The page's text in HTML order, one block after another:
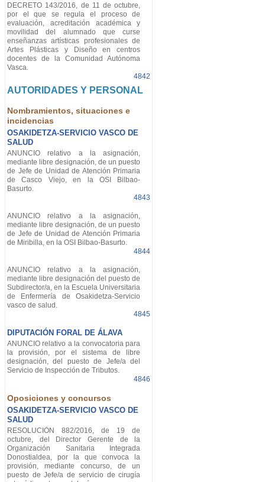
DECRETO 143/2016, de 11 de octubre,
por el que se regula el proceso de
evaluación, acreditación académica y
movilidad del alumnado que curse
enseñanzas artísticas profesionales de
Artes Plásticas y Diseño en centros
docentes de la Comunidad Autónoma
Vasca.
4842
AUTORIDADES Y PERSONAL
Nombramientos, situaciones e
incidencias
OSAKIDETZA-SERVICIO VASCO DE
SALUD
ANUNCIO relativo a la asignación,
mediante libre designación, de un puesto
de Jefe de Unidad de Atención Primaria
de Casco Viejo, en la OSI Bilbao-
Basurto.
4843
ANUNCIO relativo a la asignación,
mediante libre designación, de un puesto
de Jefe de Unidad de Atención Primaria
de Miribilla, en la OSI Bilbao-Basurto.
4844
ANUNCIO relativo a la asignación,
mediante libre designación del puesto de
Subdirector/a, en la Escuela Universitaria
de Enfermería de Osakidetza-Servicio
vasco de salud.
4845
DIPUTACIÓN FORAL DE ÁLAVA
ANUNCIO relativo a la convocatoria para
la provisión, por el sistema de libre
designación, del puesto de Jefe/a del
Servicio de Inspección de Tributos.
4846
Oposiciones y concursos
OSAKIDETZA-SERVICIO VASCO DE
SALUD
RESOLUCIÓN 882/2016, de 19 de
octubre, del Director Gerente de la
Organización Sanitaria Integrada
Donostialdea, por la que convoca la
provisión, mediante concurso, de un
puesto de Jefe/a de servicio de cirugía